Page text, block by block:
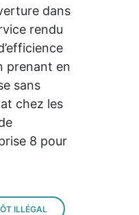
dans
rendu
prenant en
sans
chez les
8 pour
ILLÉGAL